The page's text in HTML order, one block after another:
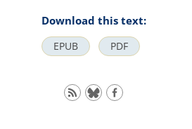
Download this text:
EPUB PDF